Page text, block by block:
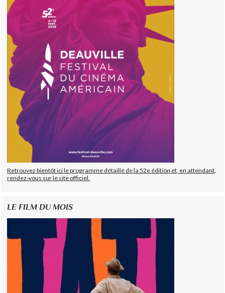
Retrouvez bientôt ici le programme détaillé de la 52e édition et, en attendant,
rendez-vous sur le site officiel.
LE FILM DU MOIS